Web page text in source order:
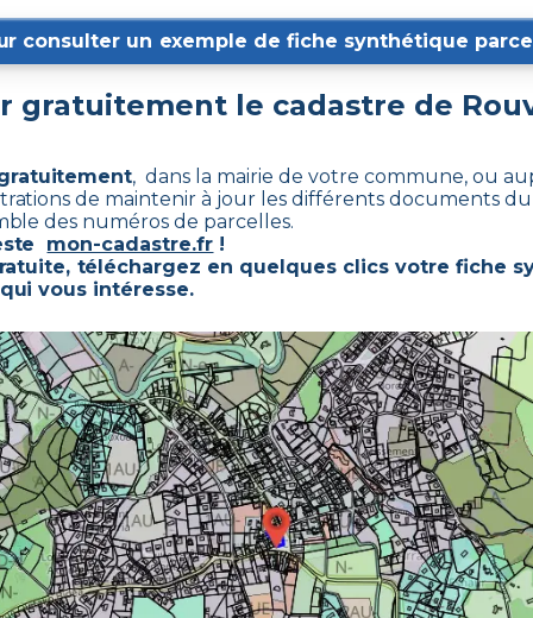
consulter un exemple de fiche synthétique
gratuitement le cadastre de
, dans la mairie de votre commune, ou
de maintenir à jour les différents documents
des numéros de parcelles.
mon-cadastre.fr !
téléchargez en quelques clics votre fiche
vous intéresse.